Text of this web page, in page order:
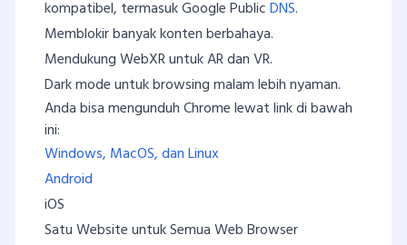
kompatibel, termasuk Google PublicDNS.
Memblokir banyak konten berbahaya.
Mendukung WebXR untuk AR dan VR.
Dark mode untuk browsing malam lebih nyaman.
Anda bisa mengunduh Chrome lewat link di bawah
ini:
Windows, MacOS, dan Linux
Android
iOS
Satu Website untuk Semua Web Browser